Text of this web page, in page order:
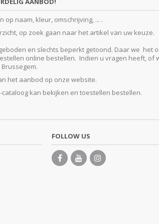
naam, kleur, omschrijving, ... .
op zoek gaan naar het artikel van uw keuze.
en slechts beperkt getoond. Daar we het
online bestellen. Indien u vragen heeft,
het aanbod op onze website.
kan bekijken en toestellen bestellen.
FOLLOW US